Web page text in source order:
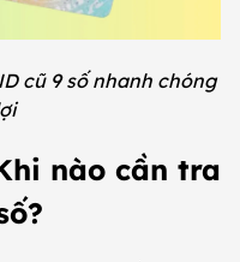
cũ 9 số nhanh chóng
nào cần tra